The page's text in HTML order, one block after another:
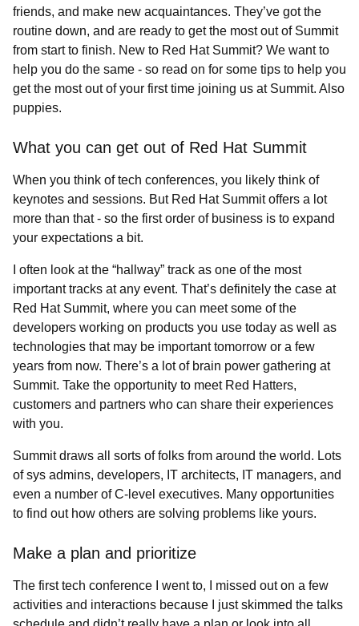
friends, and make new acquaintances. They’ve got the
routine down, and are ready to get the most out of Summit
from start to finish. New to Red Hat Summit? We want to
help you do the same - so read on for some tips to help you
get the most out of your first time joining us at Summit. Also
puppies.
What you can get out of Red Hat Summit
When you think of tech conferences, you likely think of
keynotes and sessions. But Red Hat Summit offers a lot
more than that - so the first order of business is to expand
your expectations a bit.
I often look at the “hallway” track as one of the most
important tracks at any event. That’s definitely the case at
Red Hat Summit, where you can meet some of the
developers working on products you use today as well as
technologies that may be important tomorrow or a few
years from now. There’s a lot of brain power gathering at
Summit. Take the opportunity to meet Red Hatters,
customers and partners who can share their experiences
with you.
Summit draws all sorts of folks from around the world. Lots
of sys admins, developers, IT architects, IT managers, and
even a number of C-level executives. Many opportunities
to find out how others are solving problems like yours.
Make a plan and prioritize
The first tech conference I went to, I missed out on a few
activities and interactions because I just skimmed the talks